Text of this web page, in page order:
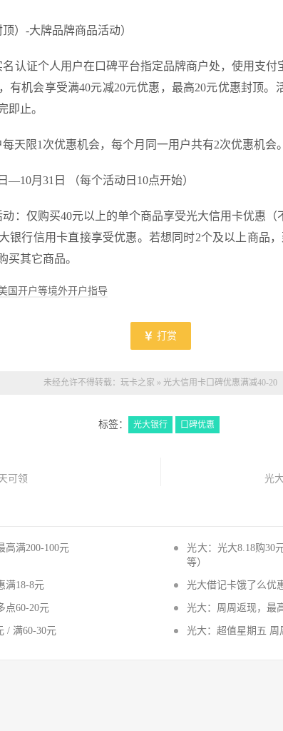
）-大牌品牌商品活动）
名认证个人用户在口碑平台指定品牌商户处，使用支
有机会享受满40元减20元优惠，最高20元优惠封顶。
即止。
每天限1次优惠机会，每个月同一用户共有2次优惠机会。
—10月31日 （每个活动日10点开始）
动：仅购买40元以上的单个商品享受光大信用卡优惠
银行信用卡直接享受优惠。若想同时2个及以上商品
买其它商品。
国开户等境外开户指导
打赏
未经允许不得转载： 玩卡之家 » 光大信用卡口碑优惠满减40-20
标签： 光大银行 口碑优惠
可领
光
高满200-100元
光大：光大8.18购30
等）
满18-8元 光大借记卡饿了么优
点60-20元 光大：周周返现，最
/ 满60-30元 光大：超值星期五 周